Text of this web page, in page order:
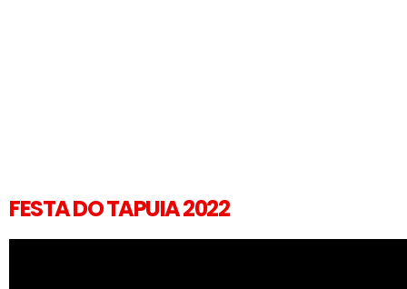
FESTA DO TAPUIA 2022